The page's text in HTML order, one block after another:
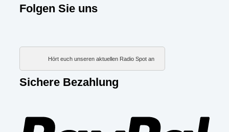
Folgen Sie uns
Hört euch unseren aktuellen Radio Spot an
Sichere Bezahlung